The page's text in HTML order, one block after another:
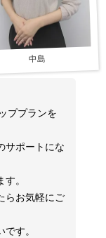
中島
ププランを
サポートにな
。
らお気軽にご
す。